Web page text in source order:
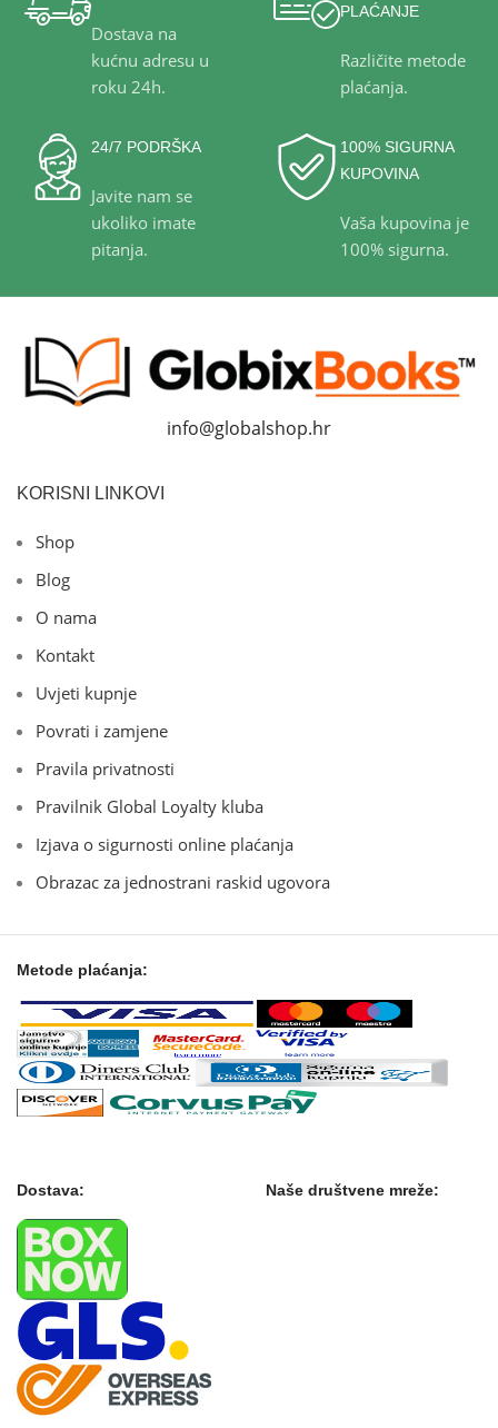
Dostava na
kućnu adresu u
roku 24h.
PLAĆANJE
Različite metode
plaćanja.
24/7 PODRŠKA
Javite nam se
ukoliko imate
pitanja.
100% SIGURNA
KUPOVINA
Vaša kupovina je
100% sigurna.
info@globalshop.hr
KORISNI LINKOVI
Shop
Blog
O nama
Kontakt
Uvjeti kupnje
Povrati i zamjene
Pravila privatnosti
Pravilnik Global Loyalty kluba
Izjava o sigurnosti online plaćanja
Obrazac za jednostrani raskid ugovora
Metode plaćanja:
Dostava: Naše društvene mreže: